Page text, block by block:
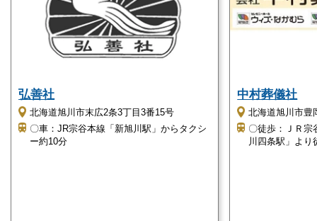
旭川聖苑は、家族のみで葬儀を執り行いたい方におす
すめです。
旭川聖苑のご利用時の注意点をご紹介します。
弘善社
北海道旭川市末広2条3丁目3番15号
〇車：JR宗谷本線「新旭川駅」からタクシ
ー約10分
中村葬儀社
北海道旭川市豊
〇徒歩：ＪＲ宗
川四条駅」より